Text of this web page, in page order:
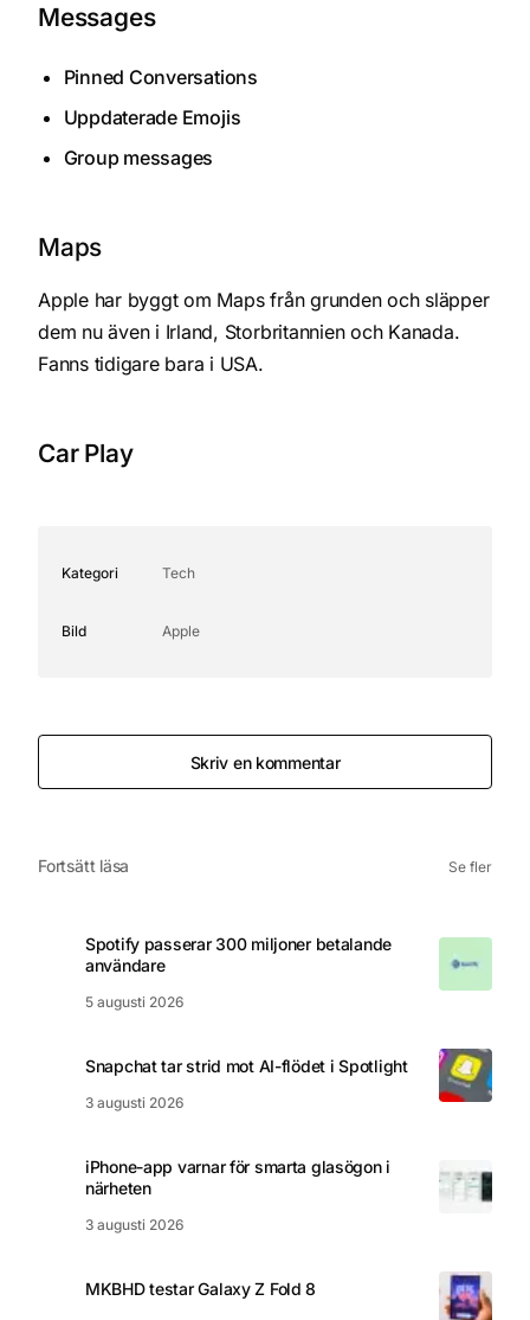
Messages
Pinned Conversations
Uppdaterade Emojis
Group messages
Maps
Apple har byggt om Maps från grunden och släpper
dem nu även i Irland, Storbritannien och Kanada.
Fanns tidigare bara i USA.
Car Play
Kategori Tech
Bild Apple
Skriv en kommentar
Fortsätt läsa Se fler
Spotify passerar 300 miljoner betalande
användare
5 augusti 2026
Snapchat tar strid mot AI-flödet i Spotlight
3 augusti 2026
iPhone-app varnar för smarta glasögon i
närheten
3 augusti 2026
MKBHD testar Galaxy Z Fold 8